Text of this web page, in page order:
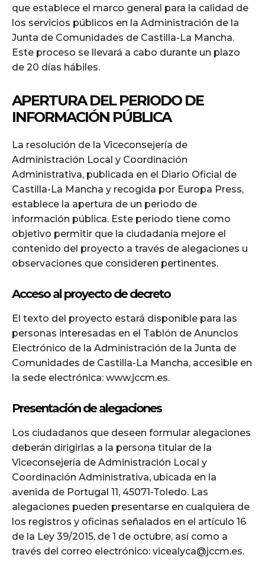
que establece el marco general para la calidad de
los servicios públicos en la Administración de la
Junta de Comunidades de Castilla-La Mancha.
Este proceso se llevará a cabo durante un plazo
de 20 días hábiles.
APERTURA DEL PERIODO DE
INFORMACIÓN PÚBLICA
La resolución de la Viceconsejería de
Administración Local y Coordinación
Administrativa, publicada en el Diario Oficial de
Castilla-La Mancha y recogida por Europa Press,
establece la apertura de un periodo de
información pública. Este periodo tiene como
objetivo permitir que la ciudadanía mejore el
contenido del proyecto a través de alegaciones u
observaciones que consideren pertinentes.
Acceso al proyecto de decreto
El texto del proyecto estará disponible para las
personas interesadas en el Tablón de Anuncios
Electrónico de la Administración de la Junta de
Comunidades de Castilla-La Mancha, accesible en
la sede electrónica: www.jccm.es.
Presentación de alegaciones
Los ciudadanos que deseen formular alegaciones
deberán dirigirlas a la persona titular de la
Viceconsejería de Administración Local y
Coordinación Administrativa, ubicada en la
avenida de Portugal 11, 45071-Toledo. Las
alegaciones pueden presentarse en cualquiera de
los registros y oficinas señalados en el artículo 16
de la Ley 39/2015, de 1 de octubre, así como a
través del correo electrónico: vicealyca@jccm.es.